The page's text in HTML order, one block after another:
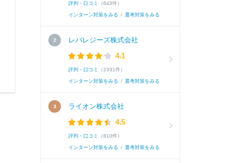
0
評判・口コミ （643件）
インターン対策をみる / 選考対策をみる
レバレジーズ株式会社
4.1
評判・口コミ （2331件）
インターン対策をみる / 選考対策をみる
ライオン株式会社
4.5
評判・口コミ （810件）
インターン対策をみる / 選考対策をみる